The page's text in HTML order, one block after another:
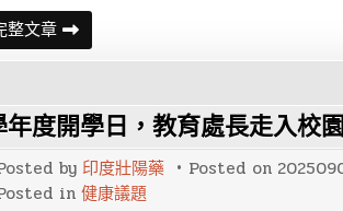
整文章114
年
環
永
續
方
舟
館，
辦
年度開學日，教育處長走入校
by 印度壯陽藥 Posted on
in 健康議題